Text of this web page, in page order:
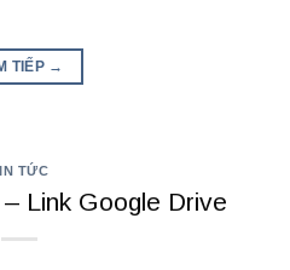
TIẾP →
TỨC
Link Google Drive